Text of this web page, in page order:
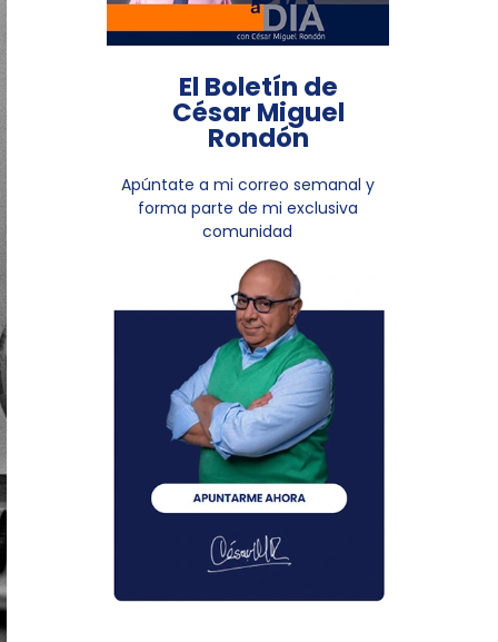
El Boletín de
César Miguel
Rondón
Apúntate a mi correo semanal y
forma parte de mi exclusiva
comunidad